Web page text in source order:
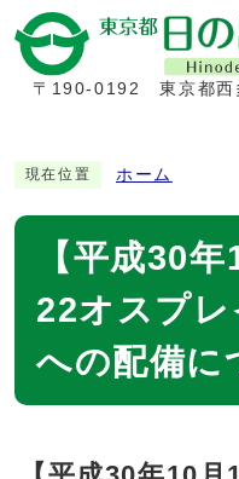
〒190-0192
東京都
現在位置 ホーム
【平成30
22オスプ
への配備に